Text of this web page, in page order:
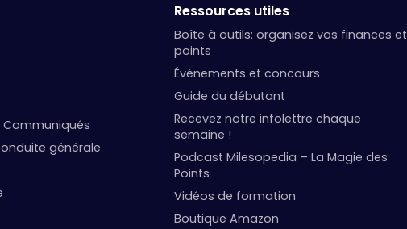
Communiqués
générale
Ressources utiles
Boîte à outils: organisez vos finances et
points
Événements et concours
Guide du débutant
Recevez notre infolettre chaque
semaine !
Podcast Milesopedia – La Magie des
Points
Vidéos de formation
Boutique Amazon